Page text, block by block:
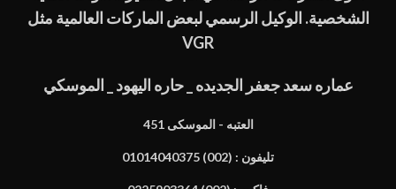
الشخصية. الوكيل الرسمي لبعض الماركات العالمية مثل
VGR
عماره سعد جعفر الجديده _ حاره اليهود _ الموسكي
451 العتبه - الموسكى
تليفون : (002) 01014040375